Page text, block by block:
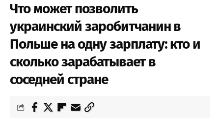
Что может позволить
украинский заробитчанин в
Польше на одну зарплату: кто и
сколько зарабатывает в
соседней стране